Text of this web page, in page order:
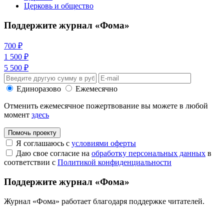
Церковь и общество
Поддержите журнал «Фома»
700 ₽
1 500 ₽
5 500 ₽
Единоразово
Ежемесячно
Отменить ежемесячное пожертвование вы можете в любой
момент здесь
Помочь проекту
Я соглашаюсь с условиями оферты
Даю свое согласие на обработку персональных данных в
соответствии с Политикой конфиденциальности
Поддержите журнал «Фома»
Журнал «Фома» работает благодаря поддержке читателей.